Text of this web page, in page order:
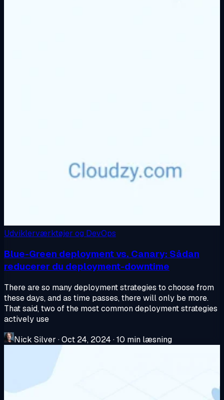
Udviklerværktøjer og DevOps
Blue-Green deployment vs. Canary: Sådan
reducerer du deployment-downtime
There are so many deployment strategies to choose from
these days, and as time passes, there will only be more.
That said, two of the most common deployment strategies
actively use
Nick Silver ·Oct 24, 2024 ·10 min læsning